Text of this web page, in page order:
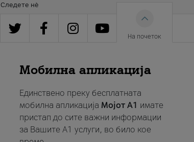
Следете нè
На почеток
Мобилна апликација
Единствено преку бесплатната
мобилна апликација Мојот A1 имате
пристап до сите важни информации
за Вашите A1 услуги, во било кое